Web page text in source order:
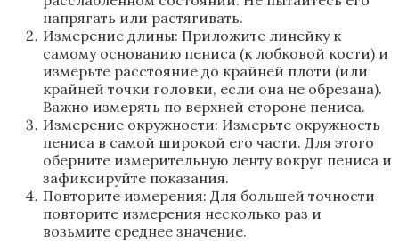
напрягать или растягивать.
Измерение длины: Приложите линейку к
самому основанию пениса (к лобковой кости) и
измерьте расстояние до крайней плоти (или
крайней точки головки, если она не обрезана).
Важно измерять по верхней стороне пениса.
Измерение окружности: Измерьте окружность
пениса в самой широкой его части. Для этого
оберните измерительную ленту вокруг пениса и
зафиксируйте показания.
Повторите измерения: Для большей точности
повторите измерения несколько раз и
возьмите среднее значение.